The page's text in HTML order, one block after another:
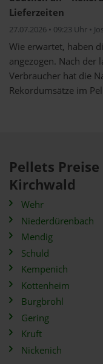
Lieferzeiten
27.07.2026 • 09:23 Uhr •
Wie erwartet, haben
angezogen. Nach der
Verbraucher hat die
Rekordumsätze im
Pellets
Kirchwald
Wehr
Niederdürenbach
Mendig
Schuld
Kempenich
Kottenheim
Burgbrohl
Gering
Kruft
Nickenich